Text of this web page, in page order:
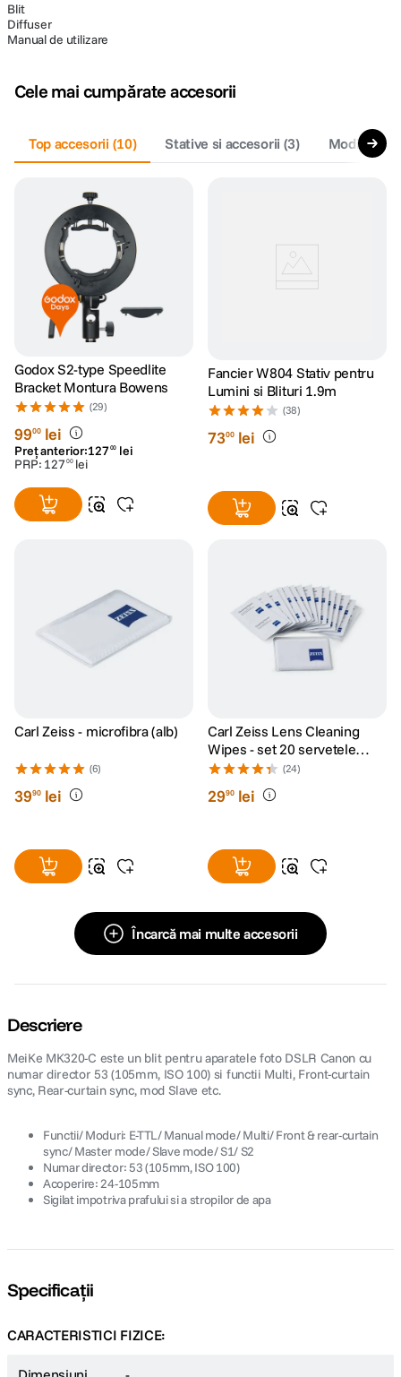
Blit
Diffuser
Manual de utilizare
Cele mai cumpărate accesorii
Top accesorii (10) Stative si accesorii (3)
Godox S2-type Speedlite
Bracket Montura Bowens
(29)
9900 lei
Preț anterior:12700 lei
PRP: 127 00 lei
Fancier W804 Stativ pentru
Lumini si Blituri 1.9m
(38)
7300 lei
Carl Zeiss - microfibra (alb)
(6)
3990 lei
Carl Zeiss Lens Cleaning
Wipes - set 20 servetele
umede
(24)
2990 lei
Încarcă mai multe accesorii
Descriere
MeiKe MK320-C este un blit pentru aparatele foto DSLR Canon cu
numar director 53 (105mm, ISO 100) si functii Multi, Front-curtain
sync, Rear-curtain sync, mod Slave etc.
Functii/ Moduri: E-TTL/ Manual mode/ Multi/ Front & rear-curtain
sync/ Master mode/ Slave mode/ S1/ S2
Numar director: 53 (105mm, ISO 100)
Acoperire: 24-105mm
Sigilat impotriva prafului si a stropilor de apa
Specificații
CARACTERISTICI FIZICE: